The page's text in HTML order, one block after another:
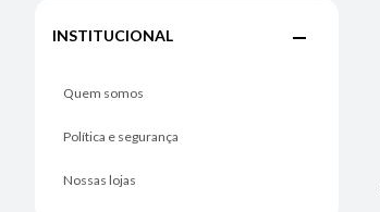
INSTITUCIONAL
Quem somos
Política e segurança
Nossas lojas